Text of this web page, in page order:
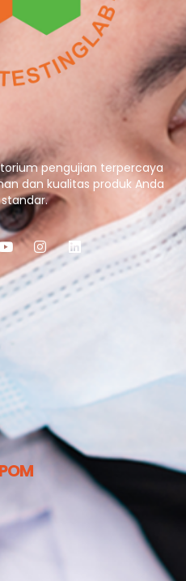
pengujian terpercaya
dan kualitas produk Anda